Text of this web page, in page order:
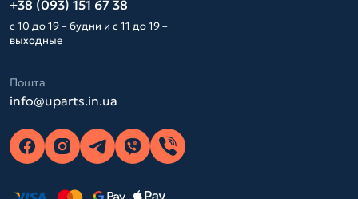
+38 (093) 151 67 38
с 10 до 19 – будни и с 11 до 19 –
выходные
Пошта
info@uparts.in.ua